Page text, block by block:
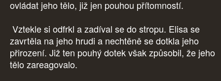
ovládat jeho tělo, již jen pouhou přítomností.
Vztekle si odfrkl a zadíval se do stropu. Elisa se
zavrtěla na jeho hrudi a nechtěně se dotkla jeho
přirození. Již ten pouhý dotek však způsobil, že jeho
tělo zareagovalo.